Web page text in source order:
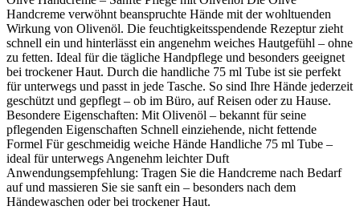
Handcreme verwöhnt beanspruchte Hände mit der wohltuenden
Wirkung von Olivenöl. Die feuchtigkeitsspendende Rezeptur zieht
schnell ein und hinterlässt ein angenehm weiches Hautgefühl – ohne
zu fetten. Ideal für die tägliche Handpflege und besonders geeignet
bei trockener Haut. Durch die handliche 75 ml Tube ist sie perfekt
für unterwegs und passt in jede Tasche. So sind Ihre Hände jederzeit
geschützt und gepflegt – ob im Büro, auf Reisen oder zu Hause.
Besondere Eigenschaften: Mit Olivenöl – bekannt für seine
pflegenden Eigenschaften Schnell einziehende, nicht fettende
Formel Für geschmeidig weiche Hände Handliche 75 ml Tube –
ideal für unterwegs Angenehm leichter Duft
Anwendungsempfehlung: Tragen Sie die Handcreme nach Bedarf
auf und massieren Sie sie sanft ein – besonders nach dem
Händewaschen oder bei trockener Haut.